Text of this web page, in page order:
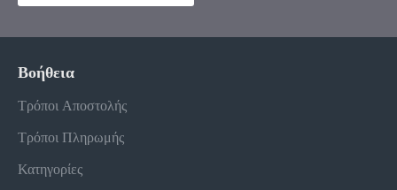
Βοήθεια
Τρόποι Αποστολής
Τρόποι Πληρωμής
Κατηγορίες